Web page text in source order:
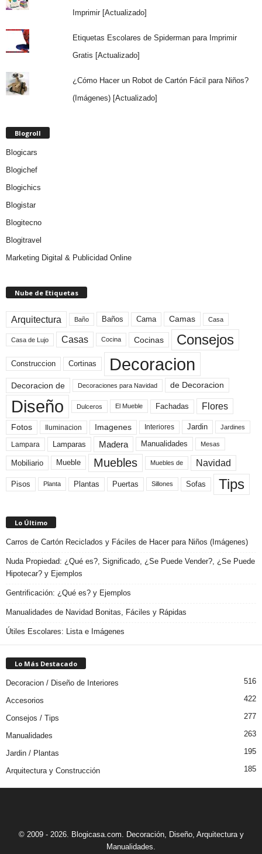
Imprimir [Actualizado]
Etiquetas Escolares de Spiderman para Imprimir
Gratis [Actualizado]
¿Cómo Hacer un Robot de Cartón Fácil para Niños?
(Imágenes) [Actualizado]
Blogroll
Blogicars
Blogichef
Blogichics
Blogistar
Blogitecno
Blogitravel
Marketing Digital & Publicidad Online
Nube de Etiquetas
Arquitectura Baño Baños Cama Camas Casa
Casa de Lujo Casas Cocina Cocinas Consejos
Construccion Cortinas Decoracion
Decoracion de Decoraciones para Navidad de Decoracion
Diseño Dulceros El Mueble Fachadas Flores
Fotos Iluminacion Imagenes Interiores Jardin Jardines
Lampara Lamparas Madera Manualidades Mesas
Mobiliario Mueble Muebles Muebles de Navidad
Pisos Planta Plantas Puertas Sillones Sofas Tips
Lo Último
Carros de Cartón Reciclados y Fáciles de Hacer para Niños (Imágenes)
Nuda Propiedad: ¿Qué es?, Significado, ¿Se Puede Vender?, ¿Se Puede
Hipotecar? y Ejemplos
Gentrificación: ¿Qué es? y Ejemplos
Manualidades de Navidad Bonitas, Fáciles y Rápidas
Útiles Escolares: Lista e Imágenes
Lo Más Destacado
Decoracion / Diseño de Interiores 516
Accesorios 422
Consejos / Tips 277
Manualidades 263
Jardin / Plantas 195
Arquitectura y Construcción 185
© 2009 - 2026. Blogicasa.com. Decoración, Diseño, Arquitectura y
Manualidades.